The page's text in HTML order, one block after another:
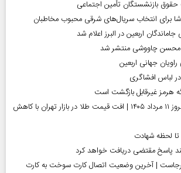
حقوق بازنشستگان تأمین اجتماعی
برای انتخاب سریال‌های شرقی محبوب مخاطبان
اربعین در البرز اعلام شد
محسن چاووشی منتشر شد
جهانی اربعین
در لباس افشاگری
هرمز غیرقابل بازگشت است
قیمت طلا و سکه امروز ۱۱ مرداد ۱۴۰۵ | افت قیمت طلا در بازار تهران با کاهش
لحظه شهادت
پاسخ مقتضی دریافت خواهد کرد
پابرجاست | آخرین وضعیت اتصال کارت سوخت به کارت